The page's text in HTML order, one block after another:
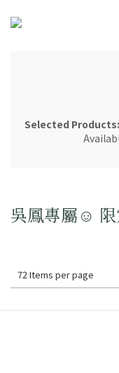
Selected
吳鳳專屬☺ 限
72 Items per page